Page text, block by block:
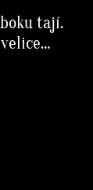
tají.